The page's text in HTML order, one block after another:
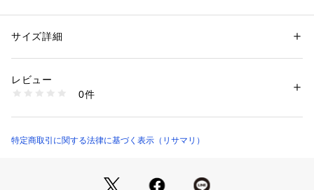
でリアルな茎や葉を刺しゅうして、その上から1輪のオールド
くラメ糸をほどこし、まるで芸術作品のような重厚感とインパ
クトを演出します。
の中にも特別感あふれる豪華さを感じられます。
うな佇まいのおしゃれなブルー×パープルで展開しています。
性別：レディース
素材：ポリエステル・ナイロン・その他
商品番号：
N05-79256 （ショップ）
サイズ詳細
レビュー
0件
特定商取引に関する法律に基づく表示（リサマリ）